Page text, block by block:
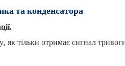
та конденсатора
як тільки отримає сигнал